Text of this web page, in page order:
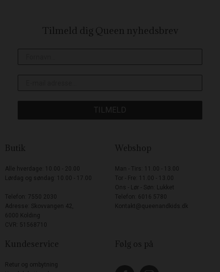
Tilmeld dig Queen nyhedsbrev
TILMELD
Butik
Alle hverdage: 10.00 - 20.00
Lørdag og søndag: 10.00 - 17.00
Telefon: 7550 2030
Adresse: Skovvangen 42,
6000 Kolding
CVR: 51568710
Webshop
Man - Tirs: 11.00 - 13.00
Tor - Fre: 11.00 - 13.00
Ons - Lør - Søn: Lukket
Telefon: 6016 5780
Kontakt@queenandkids.dk
Kundeservice
Retur og ombytning
Følg os på